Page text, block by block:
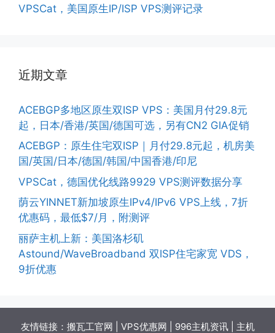
VPSCat，美国原生IP/ISP VPS测评记录
近期文章
ACEBGP多地区原生双ISP VPS：美国月付29.8元
起，日本/香港/英国/德国可选，另有CN2 GIA促销
ACEBGP：原生住宅双ISP｜月付29.8元起，机房美
国/英国/日本/德国/韩国/中国香港/印尼
VPSCat，德国优化线路9929 VPS测评数据分享
荫云YINNET新加坡原生IPv4/IPv6 VPS上线，7折
优惠码，最低$7/月，附测评
丽萨主机上新：美国洛杉矶
Astound/WaveBroadband 双ISP住宅家宽 VDS，
9折优惠
友情链接： 搬瓦工官网 VPS优惠网 996主机资讯| 主机